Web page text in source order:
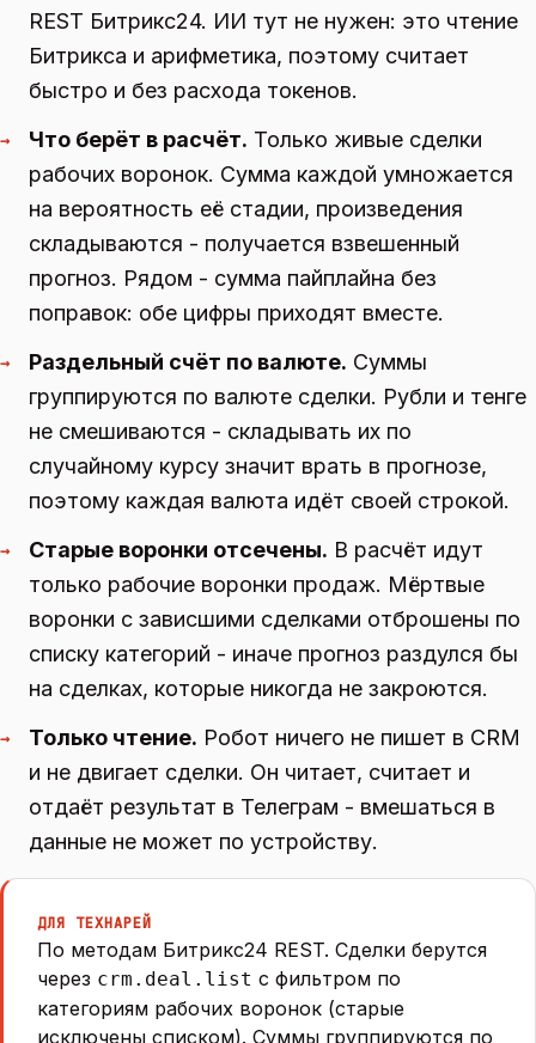
REST Битрикс24. ИИ тут не нужен: это чтение
Битрикса и арифметика, поэтому считает
быстро и без расхода токенов.
→ Что берёт в расчёт. Только живые сделки
рабочих воронок. Сумма каждой умножается
на вероятность её стадии, произведения
складываются - получается взвешенный
прогноз. Рядом - сумма пайплайна без
поправок: обе цифры приходят вместе.
→ Раздельный счёт по валюте. Суммы
группируются по валюте сделки. Рубли и тенге
не смешиваются - складывать их по
случайному курсу значит врать в прогнозе,
поэтому каждая валюта идёт своей строкой.
→ Старые воронки отсечены. В расчёт идут
только рабочие воронки продаж. Мёртвые
воронки с зависшими сделками отброшены по
списку категорий - иначе прогноз раздулся бы
на сделках, которые никогда не закроются.
→ Только чтение. Робот ничего не пишет в CRM
и не двигает сделки. Он читает, считает и
отдаёт результат в Телеграм - вмешаться в
данные не может по устройству.
ДЛЯ ТЕХНАРЕЙ
По методам Битрикс24 REST. Сделки берутся
через crm.deal.list с фильтром по
категориям рабочих воронок (старые
исключены списком). Суммы группируются по